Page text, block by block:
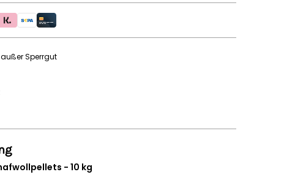
außer Sperrgut
- 10 kg